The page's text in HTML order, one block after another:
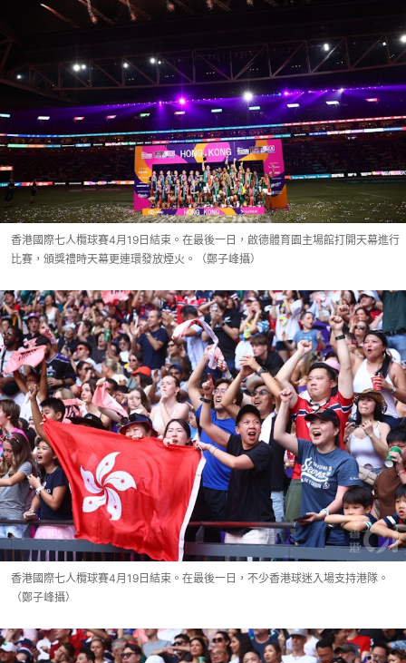
香港國際七人欖球賽4月19日結束。在最後一日，啟德體育園主場館打開天幕進行
比賽，頒獎禮時天幕更連環發放煙火。（鄭子峰攝）
香港國際七人欖球賽4月19日結束。在最後一日，不少香港球迷入場支持港隊。
（鄭子峰攝）